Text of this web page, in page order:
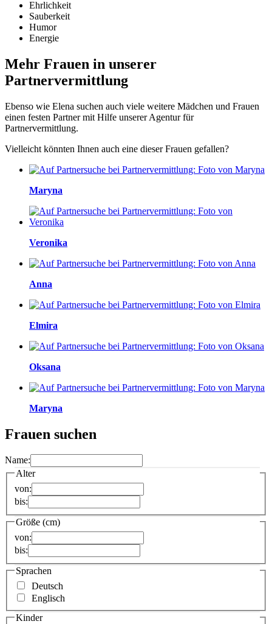
Ehrlichkeit
Sauberkeit
Humor
Energie
Mehr Frauen in unserer
Partnervermittlung
Ebenso wie Elena suchen auch viele weitere Mädchen und Frauen
einen festen Partner mit Hilfe unserer Agentur für
Partnervermittlung.
Vielleicht könnten Ihnen auch eine dieser Frauen gefallen?
Maryna
Veronika
Anna
Elmira
Oksana
Maryna
Frauen suchen
Name:
Alter
von:
bis:
Größe (cm)
von:
bis:
Sprachen
Deutsch
Englisch
Kinder